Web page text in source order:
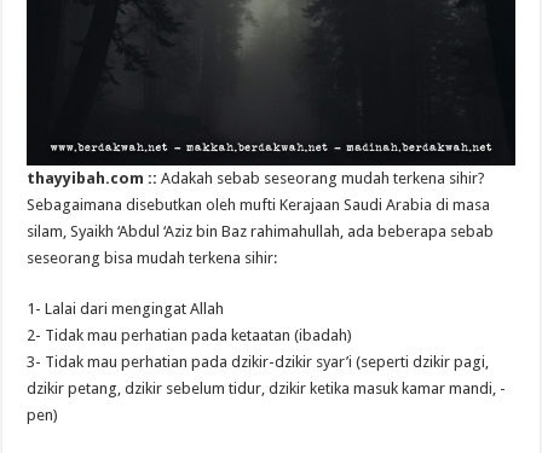
thayyibah.com ::Adakah sebab seseorang mudah terkena sihir?
Sebagaimana disebutkan oleh mufti Kerajaan Saudi Arabia di masa
silam, Syaikh ‘Abdul ‘Aziz bin Baz rahimahullah, ada beberapa sebab
seseorang bisa mudah terkena sihir:
1- Lalai dari mengingat Allah
2- Tidak mau perhatian pada ketaatan (ibadah)
3- Tidak mau perhatian pada dzikir-dzikir syar’i (seperti dzikir pagi,
dzikir petang, dzikir sebelum tidur, dzikir ketika masuk kamar mandi, -
pen)